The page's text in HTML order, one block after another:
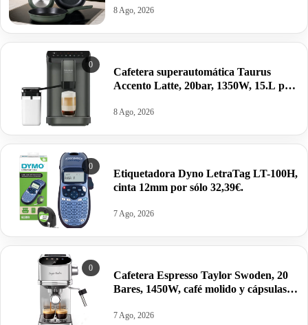
8 Ago, 2026
0
Cafetera superautomática Taurus
Accento Latte, 20bar, 1350W, 15.L por
8 Ago, 2026
0
Etiquetadora Dyno LetraTag LT-100H,
cinta 12mm por sólo 32,39€.
7 Ago, 2026
0
Cafetera Espresso Taylor Swoden, 20
Bares, 1450W, café molido y cápsulas
7 Ago, 2026